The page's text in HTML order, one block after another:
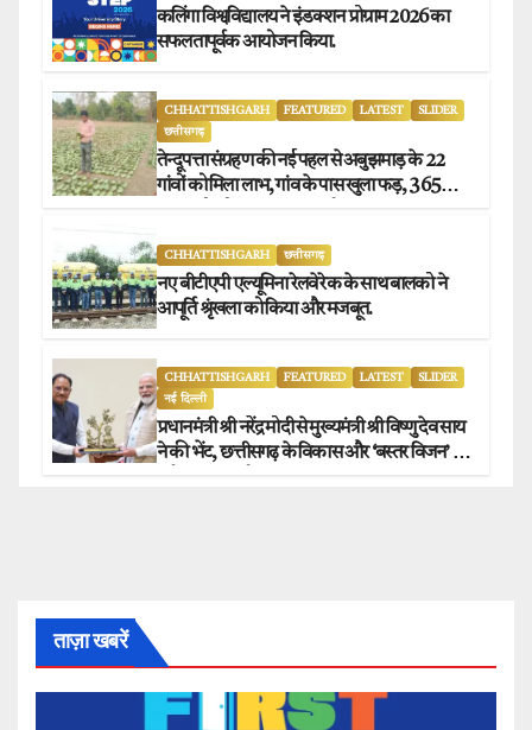
कलिंगा विश्वविद्यालय ने इंडक्शन प्रोग्राम 2026 का
सफलतापूर्वक आयोजन किया.
CHHATTISHGARH FEATURED LATEST
SLIDER
छत्तीसगढ़
तेन्दूपत्ता संग्रहण की नई पहल से अबुझमाड़ के 22
गांवों को मिला लाभ, गांव के पास खुला फड़, 365
CHHATTISHGARH छत्तीसगढ़
नए बीटीएपी एल्यूमिना रेलवे रेक के साथ बालको ने
आपूर्ति श्रृंखला को किया और मजबूत.
CHHATTISHGARH FEATURED LATEST
SLIDER
नई दिल्ली
प्रधानमंत्री श्री नरेंद्र मोदी से मुख्यमंत्री श्री विष्णु देव साय
ने की भेंट, छत्तीसगढ़ के विकास और ‘बस्तर विजन’ पर
ताज़ा खबरें